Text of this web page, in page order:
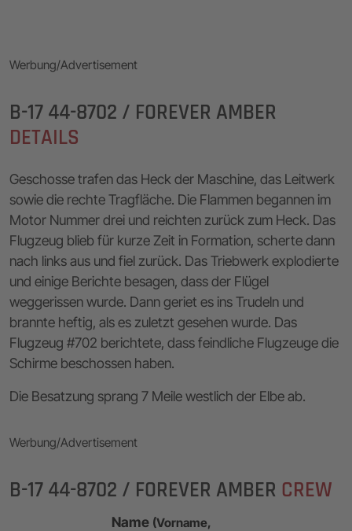
Werbung/Advertisement
B-17 44-8702 / FOREVER AMBER
DETAILS
Geschosse trafen das Heck der Maschine, das Leitwerk
sowie die rechte Tragfläche. Die Flammen begannen im
Motor Nummer drei und reichten zurück zum Heck. Das
Flugzeug blieb für kurze Zeit in Formation, scherte dann
nach links aus und fiel zurück. Das Triebwerk explodierte
und einige Berichte besagen, dass der Flügel
weggerissen wurde. Dann geriet es ins Trudeln und
brannte heftig, als es zuletzt gesehen wurde. Das
Flugzeug #702 berichtete, dass feindliche Flugzeuge die
Schirme beschossen haben.
Die Besatzung sprang 7 Meile westlich der Elbe ab.
Werbung/Advertisement
B-17 44-8702 / FOREVER AMBER CREW
Name (Vorname,